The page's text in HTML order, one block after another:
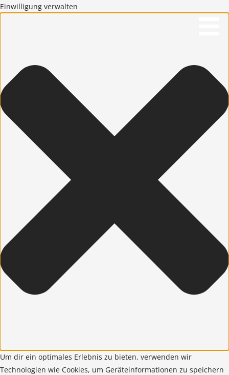
Einwilligung verwalten
Um dir ein optimales Erlebnis zu bieten, verwenden wir
Technologien wie Cookies, um Geräteinformationen zu speichern